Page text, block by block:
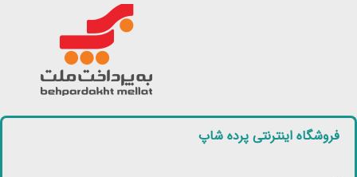
فروشگاه اینترنتی پرده شاپ